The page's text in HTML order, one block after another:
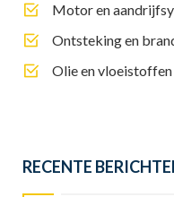
Motor en
Ontsteking en
Olie en
RECENTE